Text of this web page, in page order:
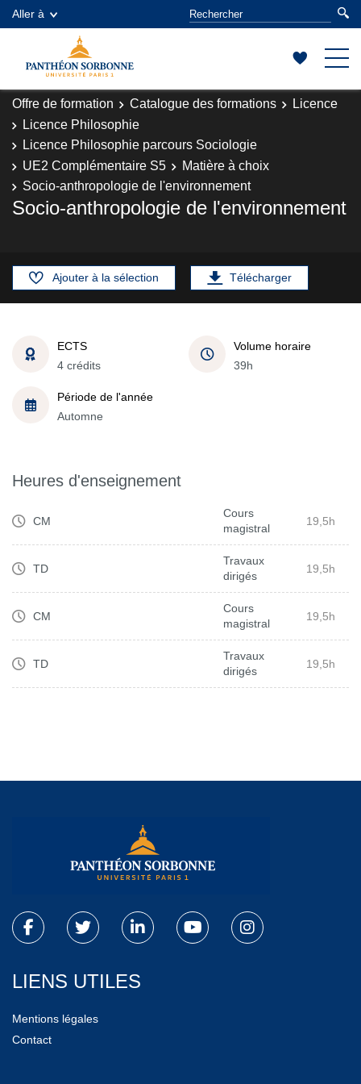
Aller à
Offre de formation Catalogue des formations
Licence
Licence Philosophie
Licence Philosophie parcours Sociologie
UE2 Complémentaire S5
Matière à choix
Socio-anthropologie de l'environnement
Socio-anthropologie de l'environnement
Ajouter à la sélection Télécharger
ECTS
4 crédits
Volume horaire
39h
Période de l'année
Automne
Heures d'enseignement
CM
Cours
magistral
19,5h
TD
Travaux
dirigés
19,5h
CM
Cours
magistral
19,5h
TD
Travaux
dirigés
19,5h
LIENS UTILES
Mentions légales
Contact